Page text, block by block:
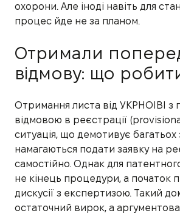
охорони. Але іноді навіть для
процес йде не за планом.
Отримали
відмову: що
Отримання листа від УКРНОІВІ
відмовою в реєстрації
ситуація, що демотивує багатьох
намагаються подати заявку на
самостійно. Однак для
не кінець процедури, а початок
дискусії з експертизою. Такий
остаточний вирок, а